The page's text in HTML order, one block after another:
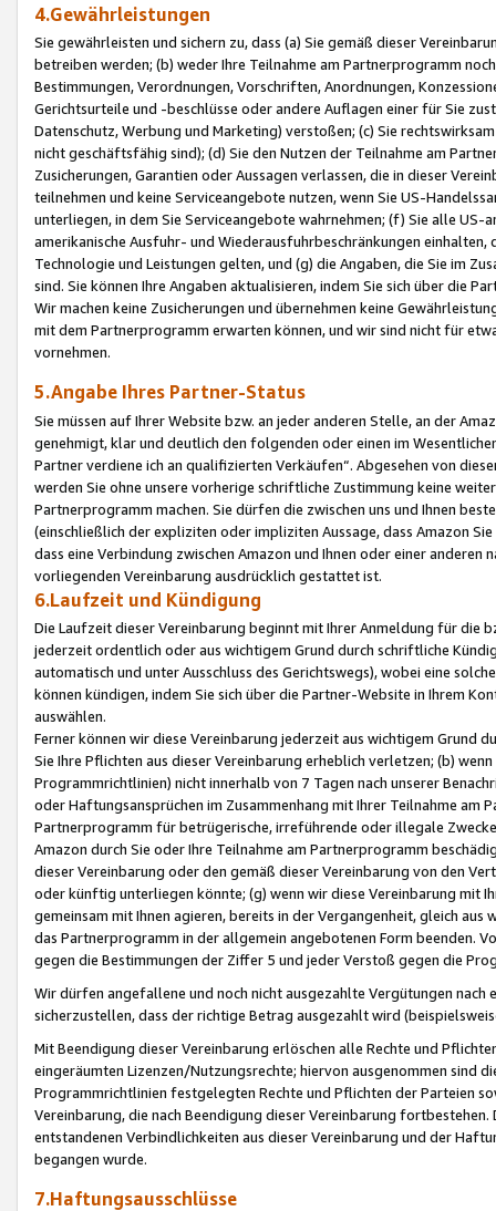
4.Gewährleistungen
Sie gewährleisten und sichern zu, dass (a) Sie gemäß dieser
betreiben werden; (b) weder Ihre Teilnahme am Partnerprogramm
Bestimmungen, Verordnungen, Vorschriften, Anordnungen,
Gerichtsurteile und -beschlüsse oder andere Auflagen einer für Sie
Datenschutz, Werbung und Marketing) verstoßen; (c) Sie
nicht geschäftsfähig sind); (d) Sie den Nutzen der Teilnahme am
Zusicherungen, Garantien oder Aussagen verlassen, die in dieser
teilnehmen und keine Serviceangebote nutzen, wenn Sie US-
unterliegen, in dem Sie Serviceangebote wahrnehmen; (f) Sie alle
amerikanische Ausfuhr- und Wiederausfuhrbeschränkungen
Technologie und Leistungen gelten, und (g) die Angaben, die Sie im
sind. Sie können Ihre Angaben aktualisieren, indem Sie sich über die
Wir machen keine Zusicherungen und übernehmen keine
mit dem Partnerprogramm erwarten können, und wir sind nicht für
vornehmen.
5.Angabe Ihres Partner-Status
Sie müssen auf Ihrer Website bzw. an jeder anderen Stelle, an der
genehmigt, klar und deutlich den folgenden oder einen im
Partner verdiene ich an qualifizierten Verkäufen“. Abgesehen von
werden Sie ohne unsere vorherige schriftliche Zustimmung keine
Partnerprogramm machen. Sie dürfen die zwischen uns und Ihnen
(einschließlich der expliziten oder impliziten Aussage, dass Amazon
dass eine Verbindung zwischen Amazon und Ihnen oder einer
vorliegenden Vereinbarung ausdrücklich gestattet ist.
6.Laufzeit und Kündigung
Die Laufzeit dieser Vereinbarung beginnt mit Ihrer Anmeldung für die
jederzeit ordentlich oder aus wichtigem Grund durch schriftliche
automatisch und unter Ausschluss des Gerichtswegs), wobei eine
können kündigen, indem Sie sich über die Partner-Website in Ihrem
auswählen.
Ferner können wir diese Vereinbarung jederzeit aus wichtigem Grund
Sie Ihre Pflichten aus dieser Vereinbarung erheblich verletzen; (b)
Programmrichtlinien) nicht innerhalb von 7 Tagen nach unserer
oder Haftungsansprüchen im Zusammenhang mit Ihrer Teilnahme am
Partnerprogramm für betrügerische, irreführende oder illegale
Amazon durch Sie oder Ihre Teilnahme am Partnerprogramm
dieser Vereinbarung oder den gemäß dieser Vereinbarung von den
oder künftig unterliegen könnte; (g) wenn wir diese Vereinbarung mit
gemeinsam mit Ihnen agieren, bereits in der Vergangenheit, gleich
das Partnerprogramm in der allgemein angebotenen Form beenden.
gegen die Bestimmungen der Ziffer 5 und jeder Verstoß gegen die
Wir dürfen angefallene und noch nicht ausgezahlte Vergütungen
sicherzustellen, dass der richtige Betrag ausgezahlt wird
Mit Beendigung dieser Vereinbarung erlöschen alle Rechte und
eingeräumten Lizenzen/Nutzungsrechte; hiervon ausgenommen sind
Programmrichtlinien festgelegten Rechte und Pflichten der Parteien
Vereinbarung, die nach Beendigung dieser Vereinbarung
entstandenen Verbindlichkeiten aus dieser Vereinbarung und der
begangen wurde.
7.Haftungsausschlüsse